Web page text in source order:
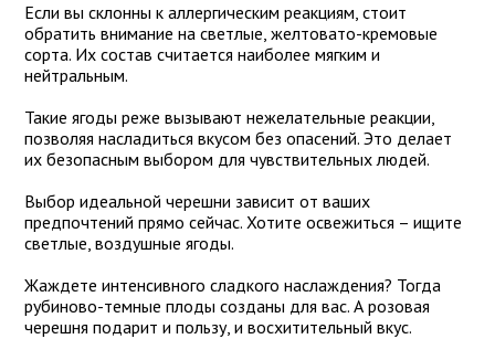
Если вы склонны к аллергическим реакциям, стоит
обратить внимание на светлые, желтовато-кремовые
сорта. Их состав считается наиболее мягким и
нейтральным.
Такие ягоды реже вызывают нежелательные реакции,
позволяя насладиться вкусом без опасений. Это делает
их безопасным выбором для чувствительных людей.
Выбор идеальной черешни зависит от ваших
предпочтений прямо сейчас. Хотите освежиться – ищите
светлые, воздушные ягоды.
Жаждете интенсивного сладкого наслаждения? Тогда
рубиново-темные плоды созданы для вас. А розовая
черешня подарит и пользу, и восхитительный вкус.